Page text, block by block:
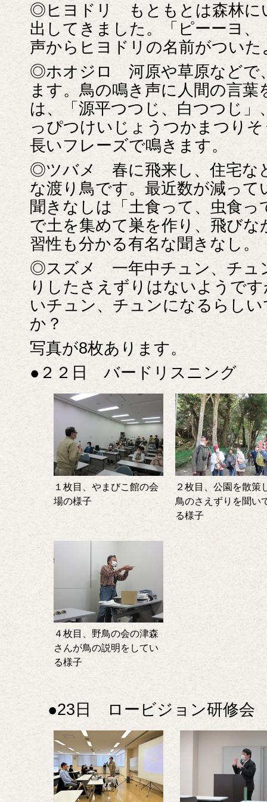
◎ヒヨドリ もともとは森林に
出してきました。「ピーーヨ
声からヒヨドリの名前がついた
◎ホオジロ 河原や草原などで
ます。鳥の鳴き声に人間の言
は、「源平つつじ、白つつじ」
っぴつけいじょうつかまつり
長いフレーズで鳴きます。
◎ツバメ 春に飛来し、住宅な
な渡り鳥です。最近数が減っ
聞きなしは「土食って、虫食
で土を集めて巣を作り、飛び
習性も分かる有名な聞きなし。
◎スズメ 一年中チュン、チュ
りしたさえずりはないようで
いチュン、チュンになるらし
か？
写真が8枚あります。
●２２日 バードリスニング
１枚目、やまびこ館の会
場の様子
２枚目、公園を散策
鳥のさえずりを聞い
る様子
４枚目、野鳥の会の津森
さんが鳥の説明をしてい
る様子
●23日 ロービジョン研修会